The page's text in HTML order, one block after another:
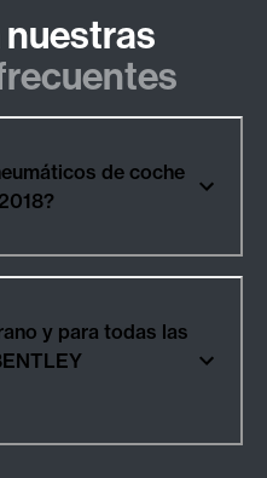
de coche
y para todas las